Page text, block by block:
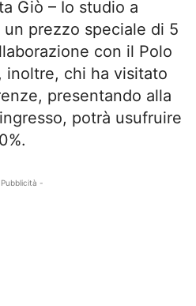
Giò – Io studio a
un prezzo speciale di 5
con il Polo
inoltre, chi ha visitato
presentando alla
potrà usufruire
-